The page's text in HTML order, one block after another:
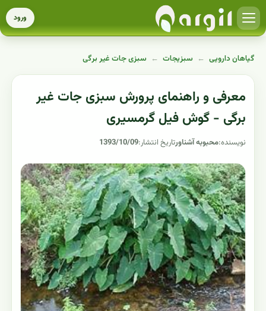
ورود
گیاهان دارویی ← سبزیجات ← سبزی جات غیر برگی
معرفی و راهنمای پرورش سبزی جات غیر
برگی - گوش فیل گرمسیری
نویسنده:محبوبه آشناورتاریخ انتشار:1393/10/09